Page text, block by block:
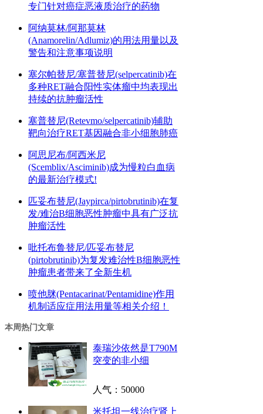
专门针对癌症恶液质治疗的药物
阿纳莫林/阿那莫林
(Anamorelin/Adlumiz)的用法用量以及
警告和注意事项说明
塞尔帕替尼/塞普替尼(selpercatinib)在
多种RET融合阳性实体瘤中均表现出
持续的抗肿瘤活性
塞普替尼(Retevmo/selpercatinib)辅助
靶向治疗RET基因融合非小细胞肺癌
阿思尼布/阿西米尼
(Scemblix/Asciminib)成为慢粒白血病
的最新治疗模式!
匹妥布替尼(Jaypirca/pirtobrutinib)在复
发/难治B细胞恶性肿瘤中具有广泛抗
肿瘤活性
吡托布鲁替尼/匹妥布替尼
(pirtobrutinib)为复发难治性B细胞恶性
肿瘤患者带来了全新生机
喷他脒(Pentacarinat/Pentamidine)作用
机制适应症用法用量等相关介绍！
本周热门文章
泰瑞沙依然是T790M
突变的非小细
人气： 50000
米托坦一线治疗肾上